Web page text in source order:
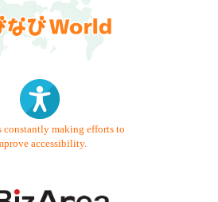
making efforts to
accessibility.